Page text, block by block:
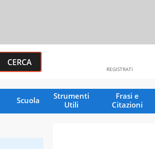
REGISTRATI
Scuola
Strumenti
Utili
Frasi e
Citazioni